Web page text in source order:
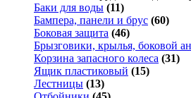
Баки для воды (11)
Бампера, панели и брус (60)
Боковая защита (46)
Брызговики, крылья, боковой
Корзина запасного колеса (31)
Ящик пластиковый (15)
Лестницы (13)